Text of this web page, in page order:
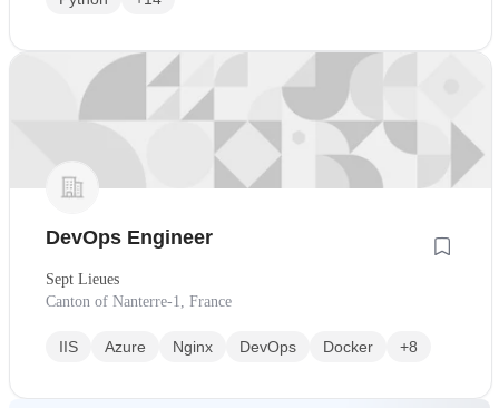
DevOps Engineer
Sept Lieues
Canton of Nanterre-1, France
IIS Azure Nginx DevOps Docker +8